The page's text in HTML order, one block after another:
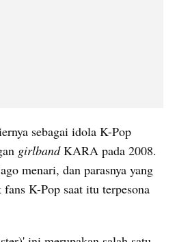
sebagai idola K-Pop
girlband KARA pada 2008.
menari, dan parasnya yang
K-Pop saat itu terpesona